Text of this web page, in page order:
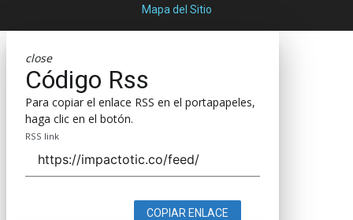
Mapa del Sitio
close
Código Rss
Para copiar el enlace RSS en el portapapeles,
haga clic en el botón.
RSS link
COPIAR ENLACE